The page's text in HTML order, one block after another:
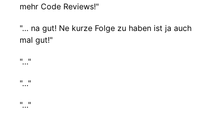
mehr Code Reviews!"
"… na gut! Ne kurze Folge zu haben ist ja auch
mal gut!"
"…"
"…"
"…"